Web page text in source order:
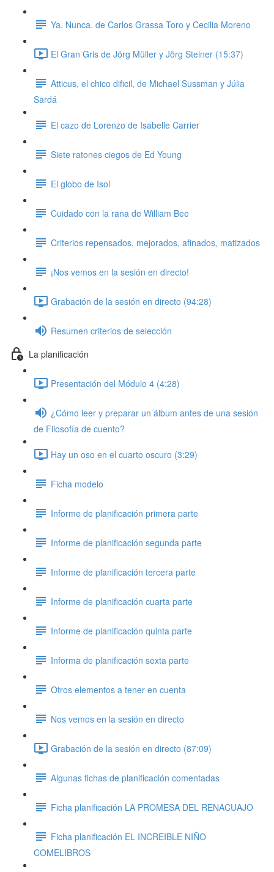
Ya. Nunca. de Carlos Grassa Toro y Cecilia Moreno
El Gran Gris de Jörg Müller y Jörg Steiner (15:37)
Atticus, el chico dificil, de Michael Sussman y Júlia
Sardá
El cazo de Lorenzo de Isabelle Carrier
Siete ratones ciegos de Ed Young
El globo de Isol
Cuidado con la rana de William Bee
Criterios repensados, mejorados, afinados, matizados
¡Nos vemos en la sesión en directo!
Grabación de la sesión en directo (94:28)
Resumen criterios de selección
La planificación
Presentación del Módulo 4 (4:28)
¿Cómo leer y preparar un álbum antes de una sesión
de Filosofía de cuento?
Hay un oso en el cuarto oscuro (3:29)
Ficha modelo
Informe de planificación primera parte
Informe de planificación segunda parte
Informe de planificación tercera parte
Informe de planificación cuarta parte
Informe de planificación quinta parte
Informa de planificación sexta parte
Otros elementos a tener en cuenta
Nos vemos en la sesión en directo
Grabación de la sesión en directo (87:09)
Algunas fichas de planificación comentadas
Ficha planificación LA PROMESA DEL RENACUAJO
Ficha planificación EL INCREIBLE NIÑO
COMELIBROS